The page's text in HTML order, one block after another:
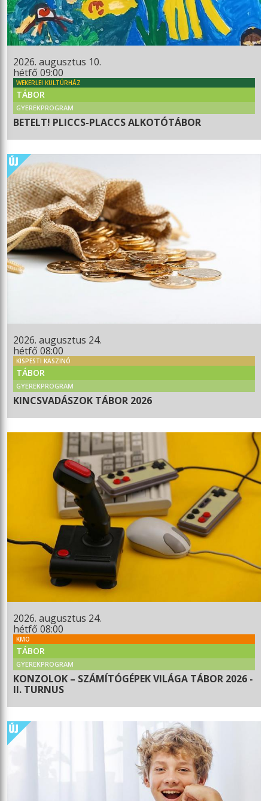
2026. augusztus 10.
hétfő 09:00
WEKERLEI KULTÚRHÁZ
TÁBOR
GYEREKPROGRAM
BETELT! PLICCS-PLACCS ALKOTÓTÁBOR
2026. augusztus 24.
hétfő 08:00
KISPESTI KASZINÓ
TÁBOR
GYEREKPROGRAM
KINCSVADÁSZOK TÁBOR 2026
2026. augusztus 24.
hétfő 08:00
KMO
TÁBOR
GYEREKPROGRAM
KONZOLOK – SZÁMÍTÓGÉPEK VILÁGA TÁBOR 2026 -
II. TURNUS